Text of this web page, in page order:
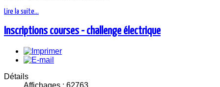
Lire la suite...
Inscriptions courses - challenge électrique
Détails
Affichages : 62763